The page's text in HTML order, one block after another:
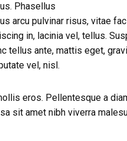
Phasellus
arcu pulvinar risus, vitae
in, lacinia vel, tellus.
tellus ante, mattis eget,
vel, nisl.
eros. Pellentesque a
sit amet nibh viverra